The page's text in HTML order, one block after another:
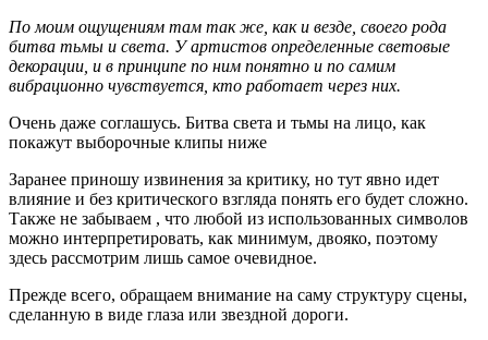
По моим ощущениям там так же, как и везде, своего рода
битва тьмы и света. У артистов определенные световые
декорации, и в принципе по ним понятно и по самим
вибрационно чувствуется, кто работает через них.
Очень даже соглашусь. Битва света и тьмы на лицо, как
покажут выборочные клипы ниже
Заранее приношу извинения за критику, но тут явно идет
влияние и без критического взгляда понять его будет сложно.
Также не забываем , что любой из использованных символов
можно интерпретировать, как минимум, двояко, поэтому
здесь рассмотрим лишь самое очевидное.
Прежде всего, обращаем внимание на саму структуру сцены,
сделанную в виде глаза или звездной дороги.